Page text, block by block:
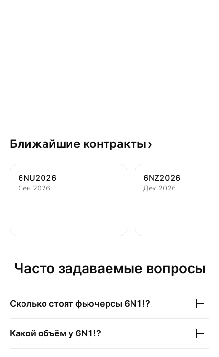
Ближайшие контракты
6NU2026
Сен 2026
6NZ2026
Дек 2026
Часто задаваемые вопросы
Сколько стоят фьючерсы 6N1!?
Какой объём у 6N1!?